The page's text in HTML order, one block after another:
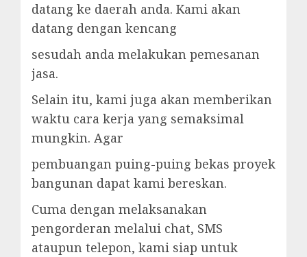
datang ke daerah anda. Kami akan
datang dengan kencang
sesudah anda melakukan pemesanan
jasa.
Selain itu, kami juga akan memberikan
waktu cara kerja yang semaksimal
mungkin. Agar
pembuangan puing-puing bekas proyek
bangunan dapat kami bereskan.
Cuma dengan melaksanakan
pengorderan melalui chat, SMS
ataupun telepon, kami siap untuk